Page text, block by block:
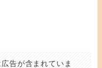
告が含まれていま